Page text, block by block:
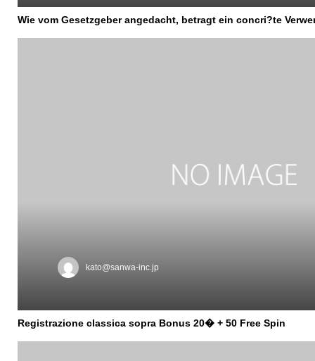
Wie vom Gesetzgeber angedacht, betragt ein concri?te
kato@sanwa-inc.jp
Registrazione classica sopra Bonus 20� + 50 Free Spin